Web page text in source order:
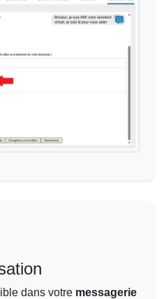
dans votre messagerie